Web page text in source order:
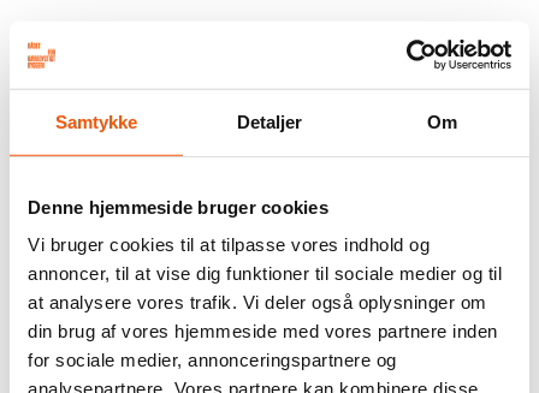
Samtykke Detaljer Om
Denne hjemmeside bruger cookies
Vi bruger cookies til at tilpasse vores indhold og
annoncer, til at vise dig funktioner til sociale medier og til
at analysere vores trafik. Vi deler også oplysninger om
din brug af vores hjemmeside med vores partnere inden
for sociale medier, annonceringspartnere og
analysepartnere. Vores partnere kan kombinere disse